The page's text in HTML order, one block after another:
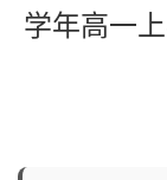
学年高一